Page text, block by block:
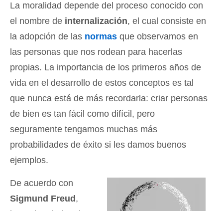
La moralidad depende del proceso conocido con
el nombre de internalización, el cual consiste en
la adopción de las normas que observamos en
las personas que nos rodean para hacerlas
propias. La importancia de los primeros años de
vida en el desarrollo de estos conceptos es tal
que nunca está de más recordarla: criar personas
de bien es tan fácil como difícil, pero
seguramente tengamos muchas más
probabilidades de éxito si les damos buenos
ejemplos.
De acuerdo con
Sigmund Freud ,